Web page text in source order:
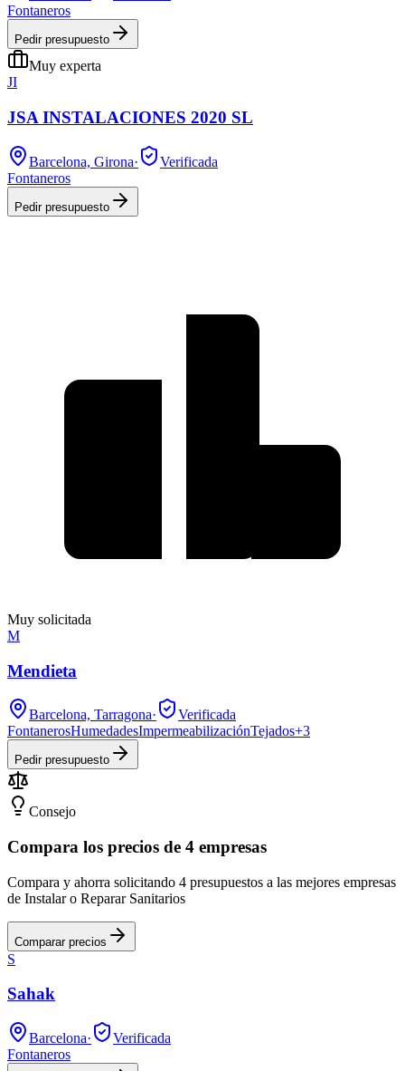
Fontaneros
Pedir presupuesto
Muy experta
JI
JSA INSTALACIONES 2020 SL
Barcelona, Girona·
Verificada
Fontaneros
Pedir presupuesto
Muy solicitada
M
Mendieta
Barcelona, Tarragona·
Verificada
FontanerosHumedadesImpermeabilizaciónTejados+3
Pedir presupuesto
Consejo
Compara los precios de 4 empresas
Compara y ahorra solicitando 4 presupuestos a las mejores empresas
de Instalar o Reparar Sanitarios
Comparar precios
S
Sahak
Barcelona·
Verificada
Fontaneros